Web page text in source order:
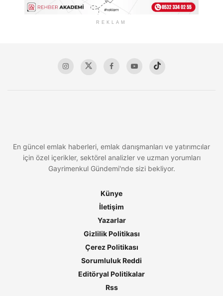
REKLAM
En güncel emlak haberleri, emlak danışmanları ve yatırımcılar
için özel içerikler, sektörel analizler ve uzman yorumları
Gayrimenkul Gündemi'nde sizi bekliyor.
Künye
İletişim
Yazarlar
Gizlilik Politikası
Çerez Politikası
Sorumluluk Reddi
Editöryal Politikalar
Rss